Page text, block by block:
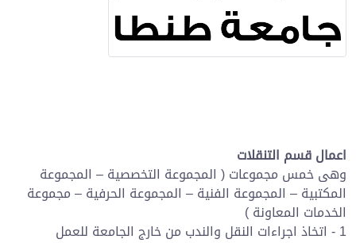
اعمال قسم التنقلات
وهى خمس مجموعات ( المجموعة التخصصية – المجموعة
المكتبية – المجموعة الفنية – المجموعة الحرفية – مجموعة
الخدمات المعاونة )
1 - اتخاذ اجراءات النقل والندب من خارج الجامعة للعمل